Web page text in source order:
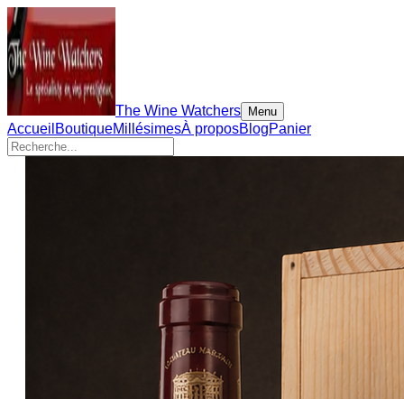
The Wine Watchers Menu
Accueil BoutiqueMillésimesÀ proposBlogPanier